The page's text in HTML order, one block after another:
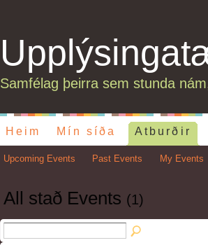
Samfélag þeirra sem stunda
Heim Mín síða Atburðir
Upcoming Events Past Events My Events
All stað Events (1)